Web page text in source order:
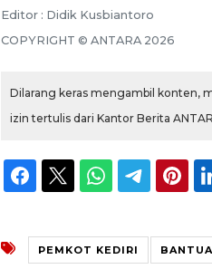
Editor : Didik Kusbiantoro
COPYRIGHT © ANTARA 2026
Dilarang keras mengambil konten,
izin tertulis dari Kantor Berita
PEMKOT KEDIRI